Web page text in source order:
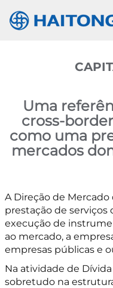
O conteúdo atual não
selecionou.
Uma
cross-
como uma
mercados
A Direção de
prestação de serviços
execução de
ao mercado, a
empresas públicas e
Na atividade de
sobretudo na